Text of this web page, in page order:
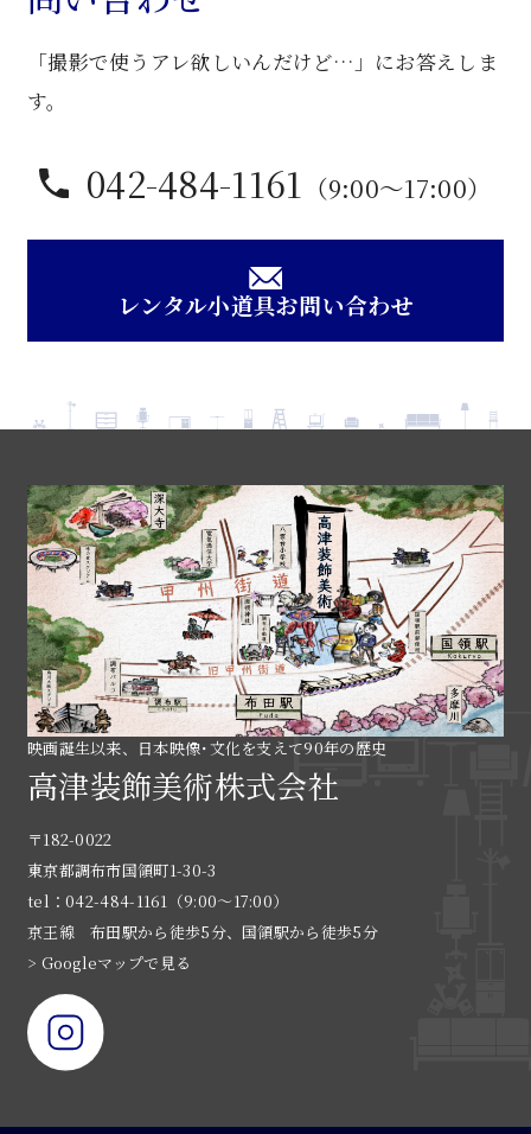
「撮影で使うアレ欲しいんだけど…」にお答えしま
す。
042-484-1161 （9:00〜17:00）
レンタル小道具お問い合わせ
映画誕生以来、日本映像･文化を支えて90年の歴史
高津装飾美術株式会社
〒182-0022
東京都調布市国領町1-30-3
tel：042-484-1161（9:00〜17:00）
京王線 布田駅から徒歩5分、国領駅から徒歩5分
> Googleマップで見る